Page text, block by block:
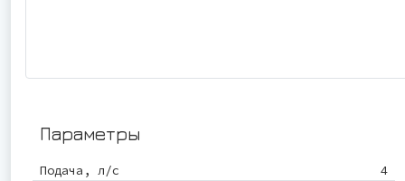
Параметры
Подача, л/с
4